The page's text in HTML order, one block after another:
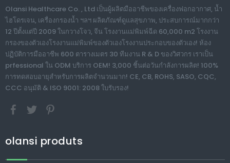
1 2 3 »
เกี่ยวกับ Olansi